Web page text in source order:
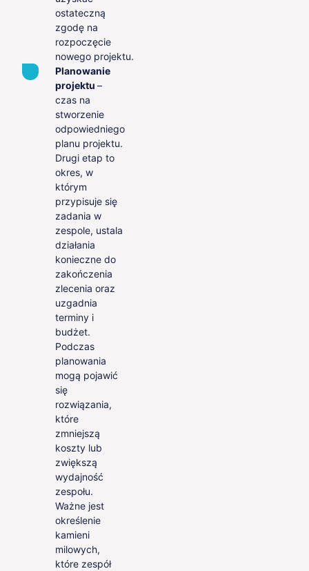
ostateczną
zgodę na
rozpoczęcie
nowego projektu.
Planowanie
projektu –
czas na
stworzenie
odpowiedniego
planu projektu.
Drugi etap to
okres, w
którym
przypisuje się
zadania w
zespole, ustala
działania
konieczne do
zakończenia
zlecenia oraz
uzgadnia
terminy i
budżet.
Podczas
planowania
mogą pojawić
się
rozwiązania,
które
zmniejszą
koszty lub
zwiększą
wydajność
zespołu.
Ważne jest
określenie
kamieni
milowych,
które zespół